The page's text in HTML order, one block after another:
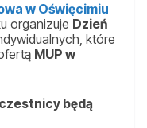
w Oświęcimiu
organizuje Dzień
które
MUP w
będą